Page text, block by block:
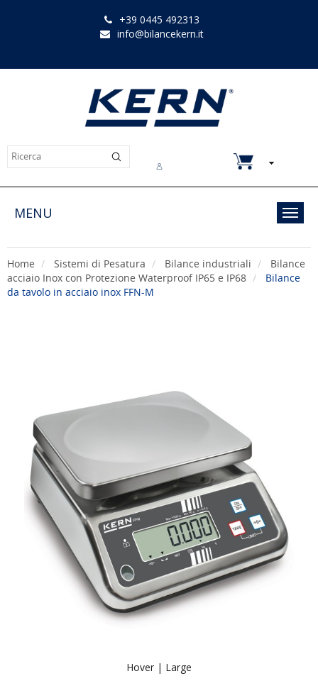
+39 0445 492313
info@bilancekern.it
MENU
Home Sistemi di Pesatura Bilance industriali
Bilance
acciaio Inox con Protezione Waterproof IP65 e IP68
Bilance
da tavolo in acciaio inox FFN-M
Hover | Large